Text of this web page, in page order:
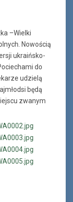
–Wielki
Nowością
ukraińsko-
do
udzielą
będą
zwanym